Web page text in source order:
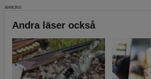
Andra läser också